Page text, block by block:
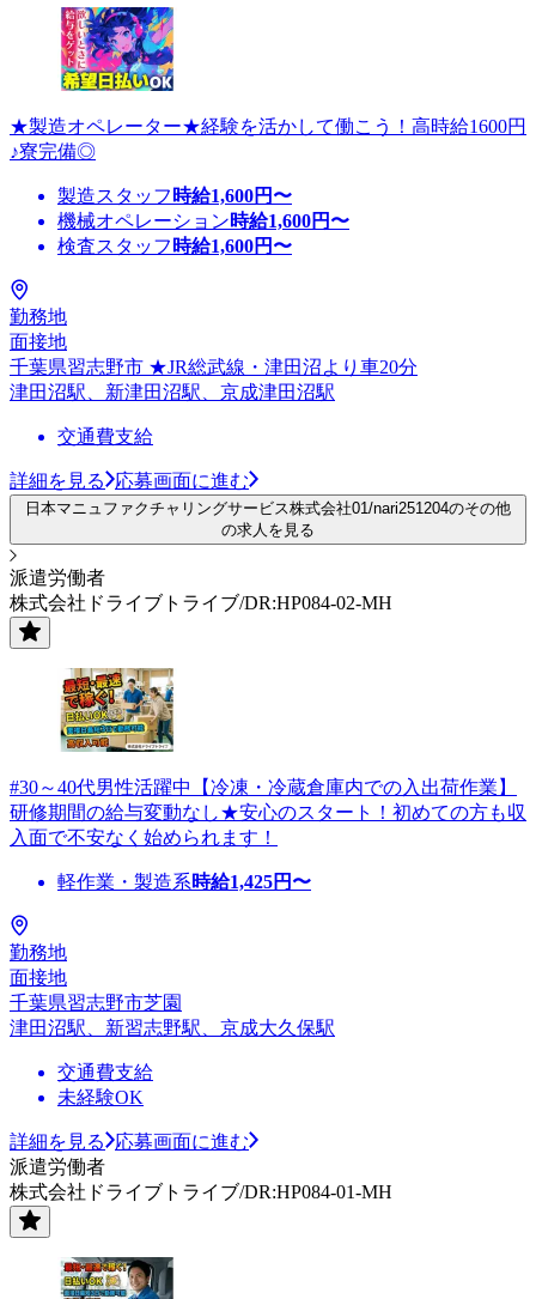
★製造オペレーター★経験を活かして働こう！高時給1600円
♪寮完備◎
製造スタッフ 時給1,600円〜
機械オペレーション時給1,600円〜
検査スタッフ 時給1,600円〜
勤務地
面接地
千葉県習志野市 ★JR総武線・津田沼より車20分
津田沼駅、新津田沼駅、京成津田沼駅
交通費支給
詳細を見る 応募画面に進む
日本マニュファクチャリングサービス株式会社01/nari251204のその他
の求人を見る
派遣労働者
株式会社ドライブトライブ/DR:HP084-02-MH
#30～40代男性活躍中【冷凍・冷蔵倉庫内での入出荷作業】
研修期間の給与変動なし★安心のスタート！初めての方も収
入面で不安なく始められます！
軽作業・製造系時給1,425円〜
勤務地
面接地
千葉県習志野市芝園
津田沼駅、新習志野駅、京成大久保駅
交通費支給
未経験OK
詳細を見る
応募画面に進む
派遣労働者
株式会社ドライブトライブ/DR:HP084-01-MH